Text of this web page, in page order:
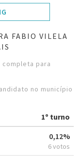
FABIO VILELA
completa para
no município
1º turno
0,12%
6 votos